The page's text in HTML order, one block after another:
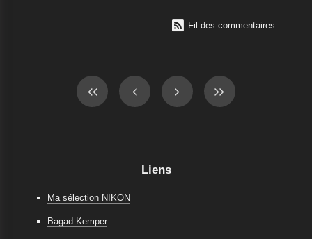
 Fil des commentaires
Liens
Ma sélection NIKON
Bagad Kemper